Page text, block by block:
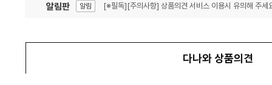
알림판 알림 [※필독][주의사항] 상품의견 서비스 이용시 유의해 주세
다나와 상품의견